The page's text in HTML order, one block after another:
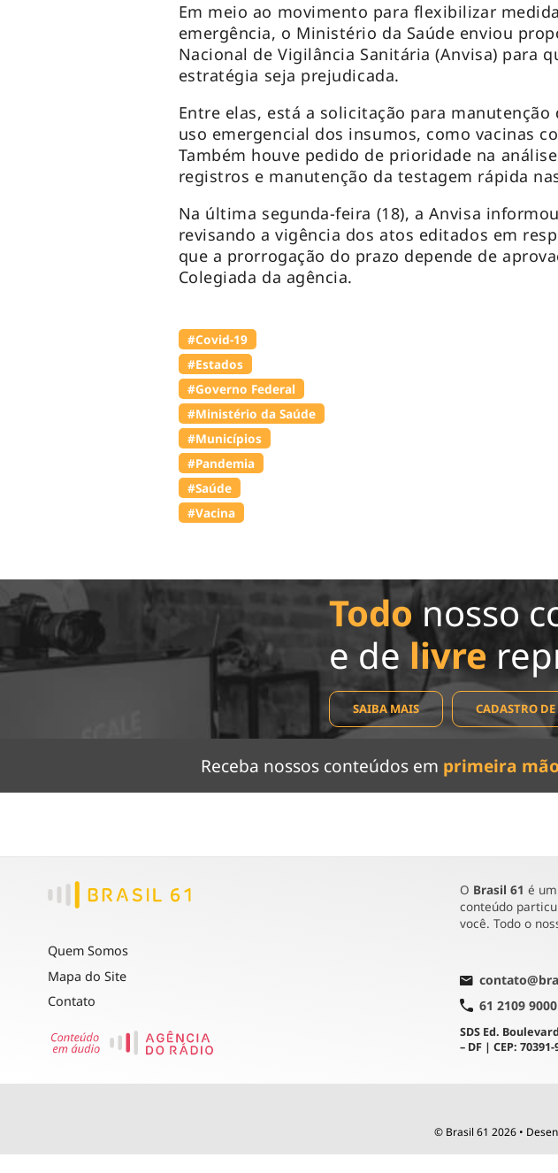
Em meio ao movimento para flexibilizar
emergência, o Ministério da Saúde enviou
Nacional de Vigilância Sanitária (Anvisa) para
estratégia seja prejudicada.
Entre elas, está a solicitação para manutenção
uso emergencial dos insumos, como vacinas
Também houve pedido de prioridade na
registros e manutenção da testagem rápida
Na última segunda-feira (18), a Anvisa
revisando a vigência dos atos editados em
que a prorrogação do prazo depende de
Colegiada da agência.
#Covid-19
#Estados
#Governo Federal
#Ministério da Saúde
#Municípios
#Pandemia
#Saúde
#Vacina
Todonosso
e de livre
SAIBA MAIS CADASTRO
Receba nossos conteúdos em primeira mão
Quem Somos
Mapa do Site
Contato
O Brasil 61 é
conteúdo
você. Todo o
61 2109 9000
SDS Ed.
– DF | CEP: 70391-
© Brasil 61 2026 •